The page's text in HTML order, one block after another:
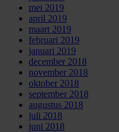
mei 2019
april 2019
maart 2019
februari 2019
januari 2019
december 2018
november 2018
oktober 2018
september 2018
augustus 2018
juli 2018
juni 2018